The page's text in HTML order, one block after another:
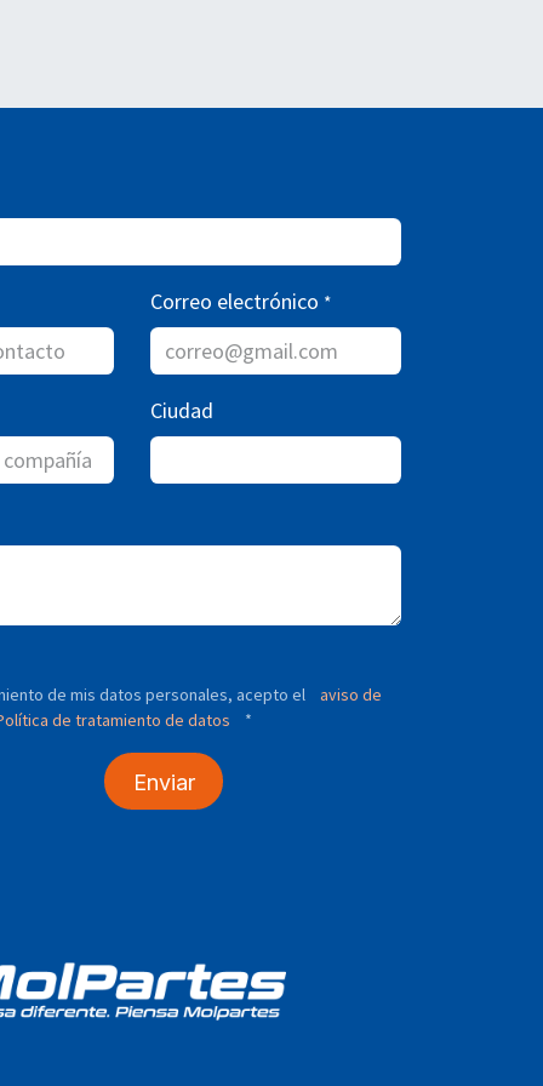
Correo electrónico *
Ciudad
de mis datos personales, acepto el
aviso de
de tratamiento de datos *
Enviar